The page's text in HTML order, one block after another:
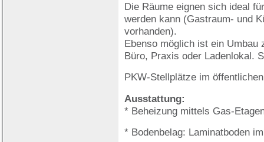
Die Räume eignen sich ideal
werden kann (Gastraum- und
vorhanden).
Ebenso möglich ist ein Umbau
Büro, Praxis oder Ladenlokal.
PKW-Stellplätze im
Ausstattung:
* Beheizung mittels Gas-
* Bodenbelag: Laminatboden